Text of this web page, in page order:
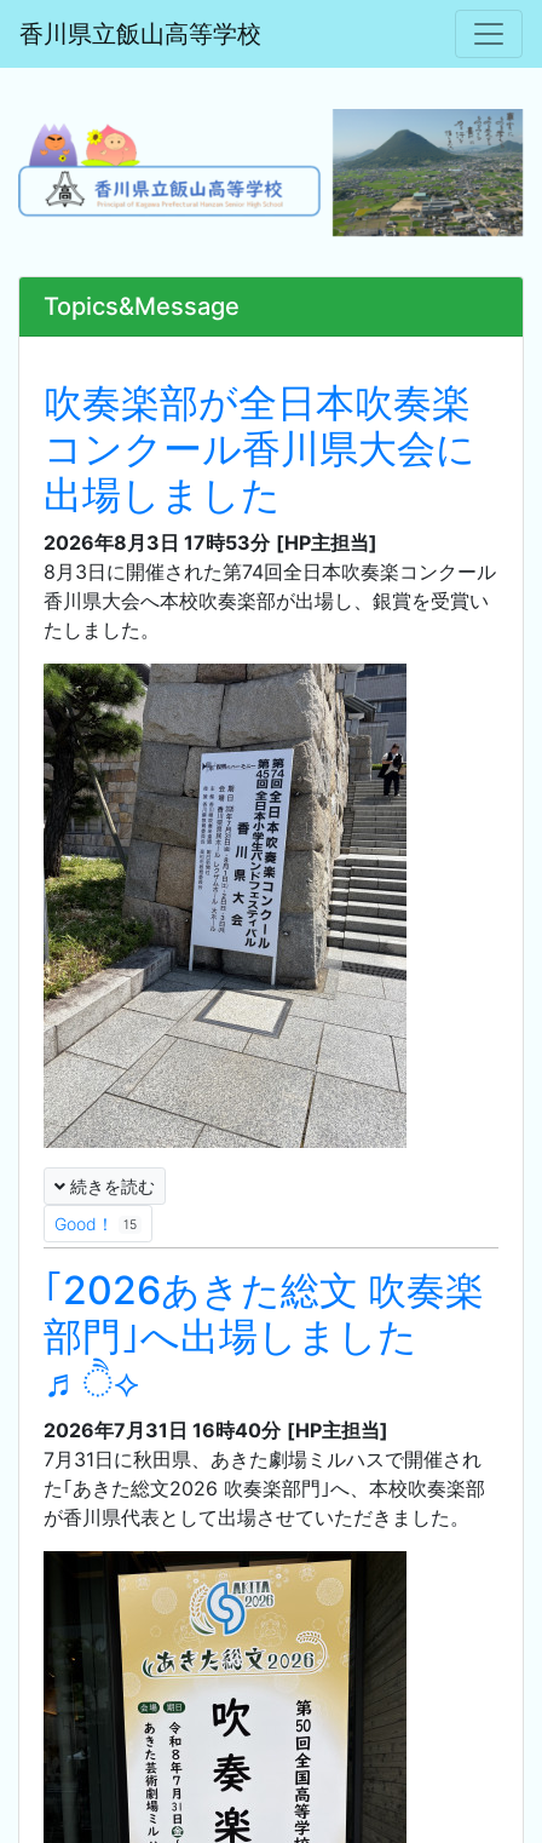
香川県立飯山高等学校
Topics&Message
吹奏楽部が全日本吹奏楽
コンクール香川県大会に
出場しました
2026年8月3日 17時53分 [HP主担当]
8月3日に開催された第74回全日本吹奏楽コンクール
香川県大会へ本校吹奏楽部が出場し、銀賞を受賞い
たしました。
続きを読む
Good！
15
｢2026あきた総文 吹奏楽
部門｣へ出場しました
♬ੈ⟡
2026年7月31日 16時40分 [HP主担当]
7月31日に秋田県、あきた劇場ミルハスで開催され
た｢あきた総文2026 吹奏楽部門｣へ、本校吹奏楽部
が香川県代表として出場させていただきました。